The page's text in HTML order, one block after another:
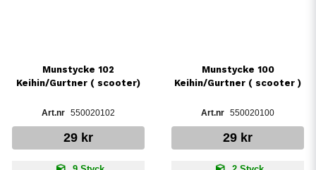
Munstycke 102
Keihin/Gurtner ( scooter)
550020102
29 kr
Munstycke 100
Keihin/Gurtner ( scooter )
550020100
29 kr